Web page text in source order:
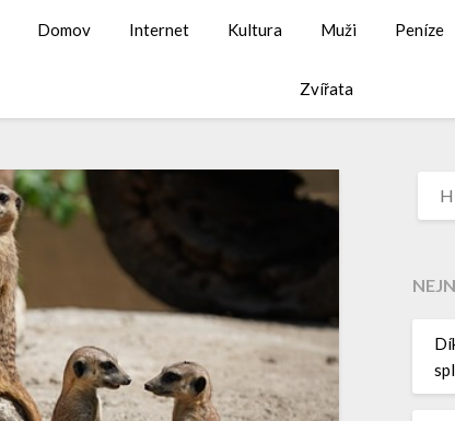
Domov Internet Kultura Muži Peníze
Zvířata